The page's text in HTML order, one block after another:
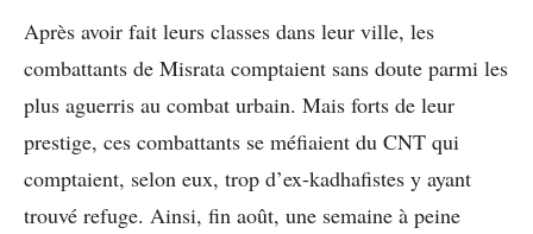
Après avoir fait leurs classes dans leur ville, les
combattants de Misrata comptaient sans doute parmi les
plus aguerris au combat urbain. Mais forts de leur
prestige, ces combattants se méfiaient du CNT qui
comptaient, selon eux, trop d’ex-kadhafistes y ayant
trouvé refuge. Ainsi, fin août, une semaine à peine